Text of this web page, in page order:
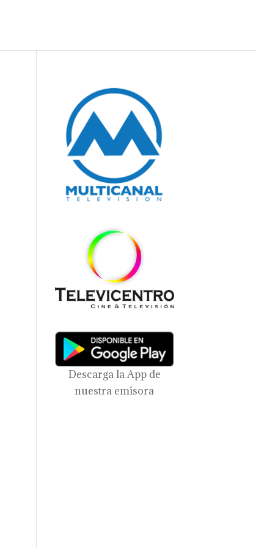
Descarga la App de
nuestra emisora